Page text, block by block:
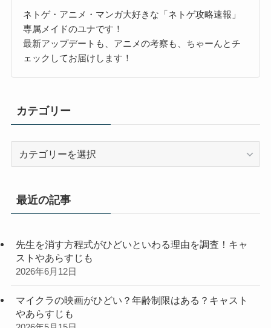
ネトゲ・アニメ・マンガ大好きな「ネトゲ攻略速報」
専属メイドのユナです！
最新アップデートも、アニメの考察も、ちゃーんとチ
ェックしてお届けします！
カテゴリー
リ
最近の記事
先生を消す方程式がひどいといわる理由を調査！キャ
ストやあらすじも
2026年6月12日
マイクラの映画がひどい？年齢制限はある？キャスト
やあらすじも